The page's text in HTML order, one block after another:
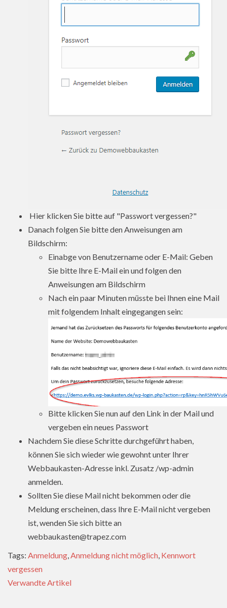
Hier klicken Sie bitte auf "Passwort vergessen?"
Danach folgen Sie bitte den Anweisungen am
Bildschirm:
Einabge von Benutzername oder E-Mail: Geben
Sie bitte Ihre E-Mail ein und folgen den
Anweisungen am Bildschirm
Nach ein paar Minuten müsste bei Ihnen eine Mail
mit folgendem Inhalt eingegangen sein:
Bitte klicken Sie nun auf den Link in der Mail und
vergeben ein neues Passwort
Nachdem Sie diese Schritte durchgeführt haben,
können Sie sich wieder wie gewohnt unter Ihrer
Webbaukasten-Adresse inkl. Zusatz /wp-admin
anmelden.
Sollten Sie diese Mail nicht bekommen oder die
Meldung erscheinen, dass Ihre E-Mail nicht vergeben
ist, wenden Sie sich bitte an
webbaukasten@trapez.com
Tags: Anmeldung,Anmeldung nicht möglich, Kennwort
vergessen
Verwandte Artikel